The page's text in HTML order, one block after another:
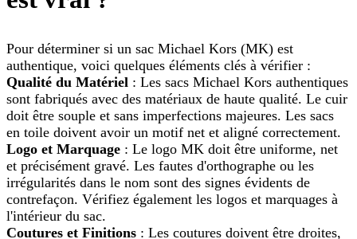
Pour déterminer si un sac Michael Kors (MK) est
authentique, voici quelques éléments clés à vérifier :
Qualité du Matériel : Les sacs Michael Kors authentiques
sont fabriqués avec des matériaux de haute qualité. Le cuir
doit être souple et sans imperfections majeures. Les sacs
en toile doivent avoir un motif net et aligné correctement.
Logo et Marquage : Le logo MK doit être uniforme, net
et précisément gravé. Les fautes d'orthographe ou les
irrégularités dans le nom sont des signes évidents de
contrefaçon. Vérifiez également les logos et marquages à
l'intérieur du sac.
Coutures et Finitions : Les coutures doivent être droites,